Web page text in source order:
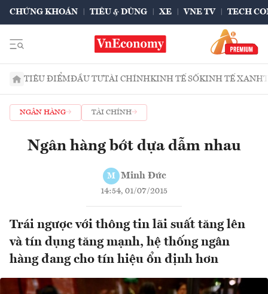
CHỨNG KHOÁN TIÊU & DÙNG XE VNE TV TECH
TIÊU ĐIỂMĐẦU TƯTÀI CHÍNHKINH TẾ SỐKINH TẾ XANH
NGÂN HÀNG TÀI CHÍNH
Ngân hàng bớt dựa dẫm nhau
M Minh Đức
14:54, 01/07/2015
Trái ngược với thông tin lãi suất tăng lên
và tín dụng tăng mạnh, hệ thống ngân
hàng đang cho tín hiệu ổn định hơn